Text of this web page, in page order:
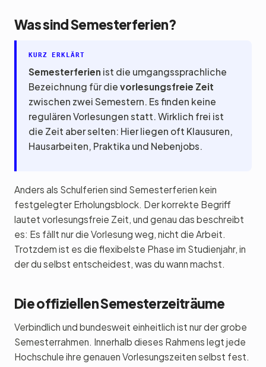
Was sind Semesterferien?
KURZ ERKLÄRT
Semesterferien ist die umgangssprachliche
Bezeichnung für die vorlesungsfreie Zeit
zwischen zwei Semestern. Es finden keine
regulären Vorlesungen statt. Wirklich frei ist
die Zeit aber selten: Hier liegen oft Klausuren,
Hausarbeiten, Praktika und Nebenjobs.
Anders als Schulferien sind Semesterferien kein
festgelegter Erholungsblock. Der korrekte Begriff
lautet vorlesungsfreie Zeit, und genau das beschreibt
es: Es fällt nur die Vorlesung weg, nicht die Arbeit.
Trotzdem ist es die flexibelste Phase im Studienjahr, in
der du selbst entscheidest, was du wann machst.
Die offiziellen Semesterzeiträume
Verbindlich und bundesweit einheitlich ist nur der grobe
Semesterrahmen. Innerhalb dieses Rahmens legt jede
Hochschule ihre genauen Vorlesungszeiten selbst fest.